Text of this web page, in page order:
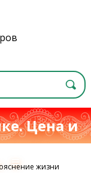
Цена и
≡ жизни